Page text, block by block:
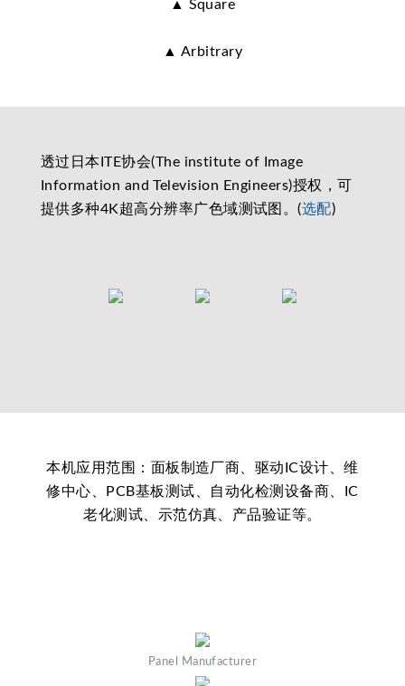
▲ Square
▲ Arbitrary
透过日本ITE协会(The institute of Image
Information and Television Engineers)授权，可
提供多种4K超高分辨率广色域测试图。(选配)
本机应用范围：面板制造厂商、驱动IC设计、维
修中心、PCB基板测试、自动化检测设备商、IC
老化测试、示范仿真、产品验证等。
Panel Manufacturer